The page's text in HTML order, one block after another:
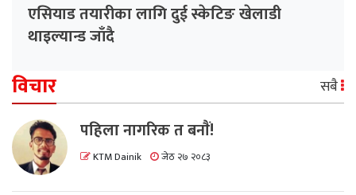
एसियाड तयारीका लागि दुई स्केटिङ खेलाडी
थाइल्यान्ड जाँदै
विचार सबै
पहिला नागरिक त बनाैं!
KTM Dainik जेठ २७ २०८३